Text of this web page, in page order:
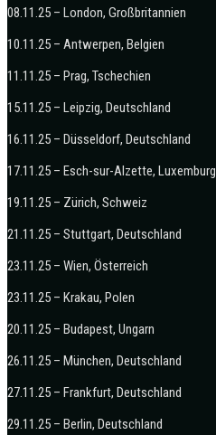
08.11.25 – London, Großbritannien
10.11.25 – Antwerpen, Belgien
11.11.25 – Prag, Tschechien
15.11.25 – Leipzig, Deutschland
16.11.25 – Düsseldorf, Deutschland
17.11.25 – Esch-sur-Alzette, Luxemburg
19.11.25 – Zürich, Schweiz
21.11.25 – Stuttgart, Deutschland
23.11.25 – Wien, Österreich
23.11.25 – Krakau, Polen
20.11.25 – Budapest, Ungarn
26.11.25 – München, Deutschland
27.11.25 – Frankfurt, Deutschland
29.11.25 – Berlin, Deutschland